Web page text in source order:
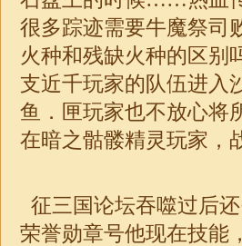
很多踪迹需要牛魔祭司
火种和残缺火种的区别
支近千玩家的队伍进入
鱼．匣玩家也不放心将
在暗之骷髅精灵玩家，
征三国论坛吞噬过后
荣誉勋章号他现在技能